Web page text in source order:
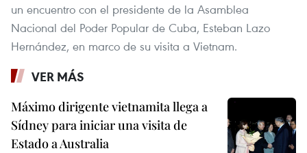
un encuentro con el presidente de la Asamblea
Nacional del Poder Popular de Cuba, Esteban Lazo
Hernández, en marco de su visita a Vietnam.
VER MÁS
Máximo dirigente vietnamita llega a
Sídney para iniciar una visita de
Estado a Australia